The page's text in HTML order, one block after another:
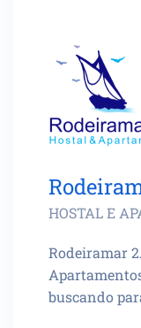
HOSTAL E
Rodeiramar
buscando